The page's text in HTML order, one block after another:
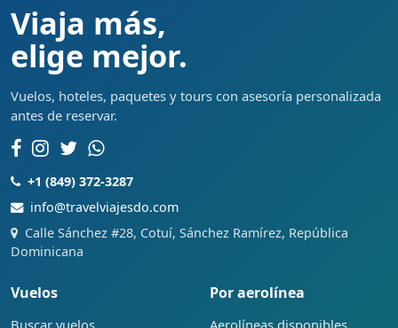
Viaja más,
elige mejor.
Vuelos, hoteles, paquetes y tours con asesoría personalizada
antes de reservar.
+1 (849) 372-3287
info@travelviajesdo.com
Calle Sánchez #28, Cotuí, Sánchez Ramírez, República
Dominicana
Vuelos
Buscar vuelos
Por aerolínea
Aerolíneas disponibles